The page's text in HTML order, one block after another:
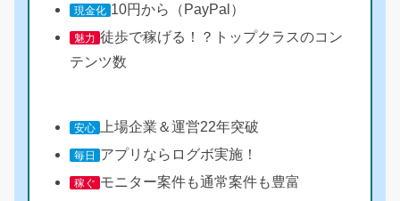
現金化 10円から（PayPal）
魅力 徒歩で稼げる！？トップクラスのコン
テンツ数
安心 上場企業＆運営22年突破
毎日 アプリならログボ実施！
稼ぐ モニター案件も通常案件も豊富